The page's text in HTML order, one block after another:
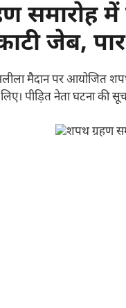
समारोह
जेब,
मैदान पर आयोजित
पीड़ित नेता घटना की